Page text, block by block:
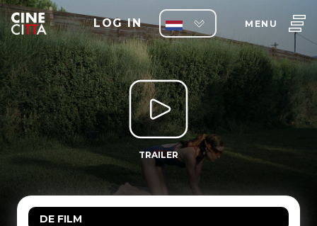
LOG IN MENU
TRAILER
DE FILM